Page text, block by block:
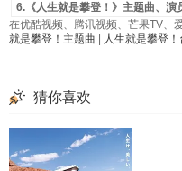
6.《人生就是攀登！》主题曲、演
在优酷视频、腾讯视频、芒果TV、
就是攀登！主题曲
人生就是攀登！
猜你喜欢